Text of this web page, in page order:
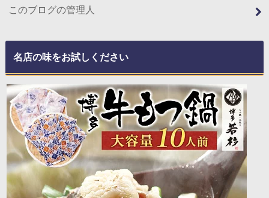
このブログの管理人
名店の味をお試しください